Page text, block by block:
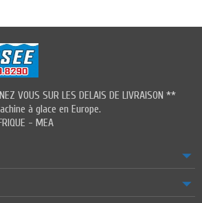
VOUS SUR LES DELAIS DE LIVRAISON **
à glace en Europe.
- MEA